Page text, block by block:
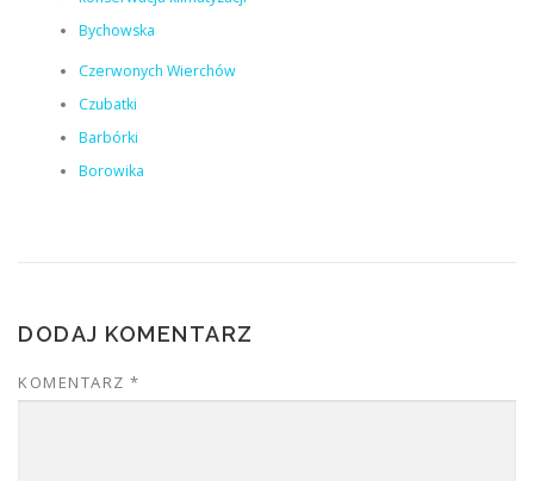
Bychowska
Czerwonych Wierchów
Czubatki
Barbórki
Borowika
DODAJ KOMENTARZ
KOMENTARZ *